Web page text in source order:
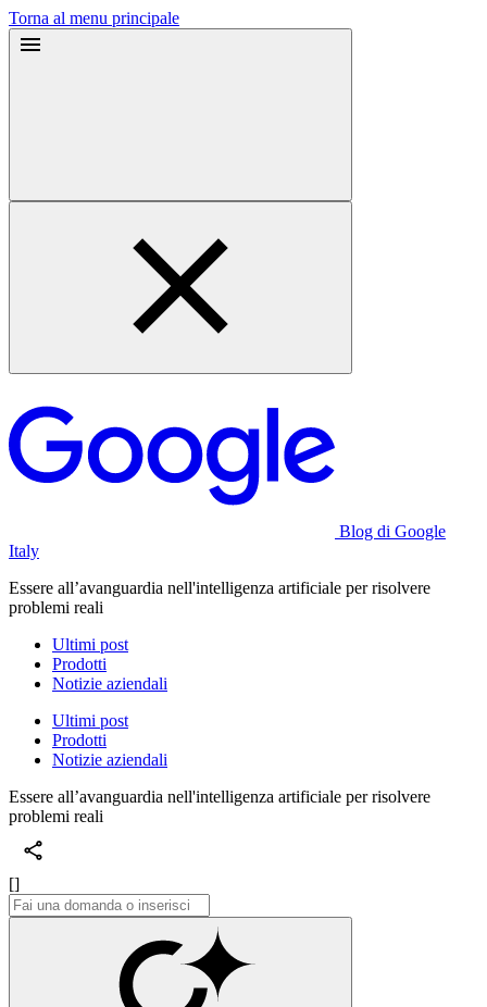
Torna al menu principale
Blog di Google
Italy
Essere all’avanguardia nell'intelligenza artificiale per risolvere
problemi reali
Ultimi post
Prodotti
Notizie aziendali
Ultimi post
Prodotti
Notizie aziendali
Essere all’avanguardia nell'intelligenza artificiale per risolvere
problemi reali
[]